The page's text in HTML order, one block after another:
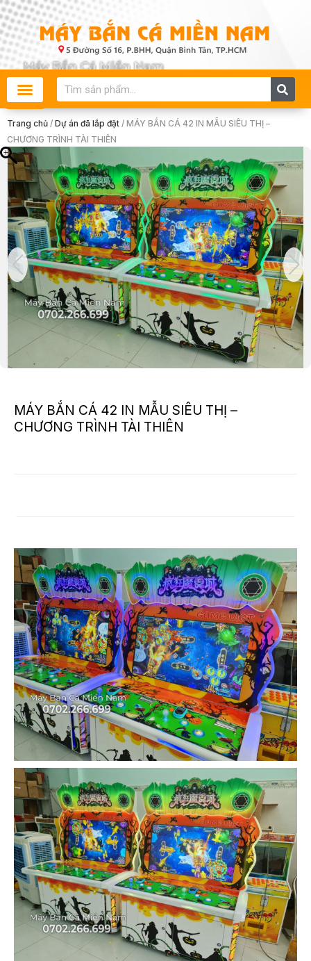
Skip
to
content
Search
Trang chủ / Dự án đã lắp đặt / MÁY BẮN CÁ 42 IN MẪU SIÊU THỊ –
CHƯƠNG TRÌNH TÀI THIÊN
MÁY BẮN CÁ 42 IN MẪU SIÊU THỊ –
CHƯƠNG TRÌNH TÀI THIÊN